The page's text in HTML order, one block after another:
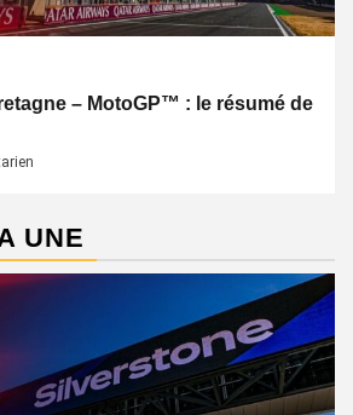
– MotoGP™ : le résumé de
UNE